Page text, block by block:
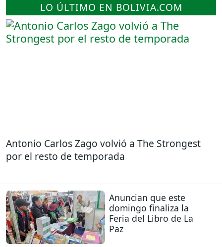
LO ÚLTIMO EN BOLIVIA.COM
Antonio Carlos Zago volvió a The Strongest
por el resto de temporada
Anuncian que este
domingo finaliza la
Feria del Libro de La
Paz